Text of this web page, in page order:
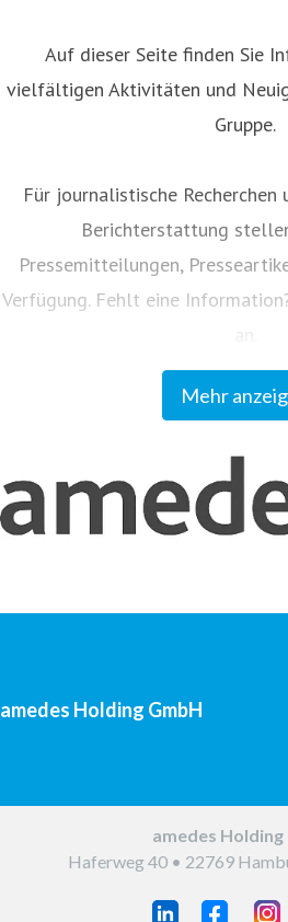
Mehr
Auf dieser Seite finden Sie
vielfältigen Aktivitäten und
Gruppe.
Für journalistische
Berichterstattung
Pressemitteilungen,
Verfügung. Fehlt eine
Unser Kundenmagazin
aus dem Unternehmen. Sie
www.amedes-
amedes Holding GmbH